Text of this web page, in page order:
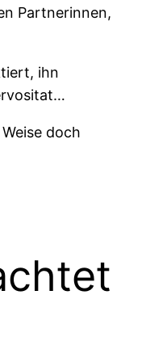
Partnerinnen,
ihn
doch